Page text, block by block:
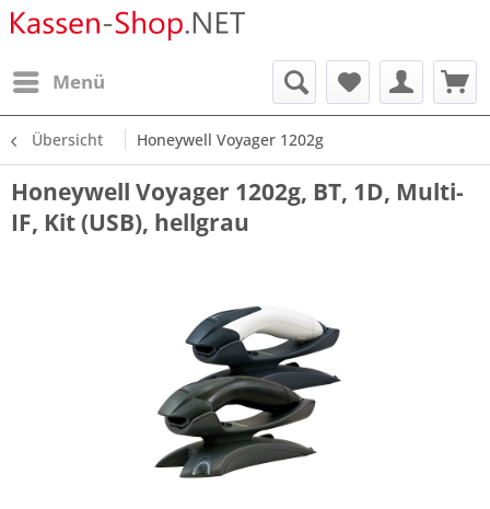
Menü
Übersicht Honeywell Voyager 1202g
Honeywell Voyager 1202g, BT, 1D, Multi-
IF, Kit (USB), hellgrau